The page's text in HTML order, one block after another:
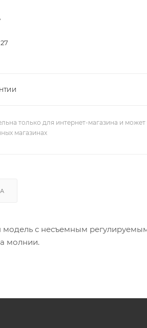
только для интернет-магазина и может
магазинах
модель с несъемным
молнии.